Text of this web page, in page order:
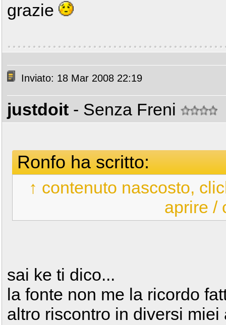
grazie
Inviato: 18 Mar 2008 22:19
justdoit - Senza Freni
Ronfo ha scritto:
↑ contenuto nascosto,
aprire /
sai ke ti dico...
la fonte non me la ricordo
altro riscontro in diversi